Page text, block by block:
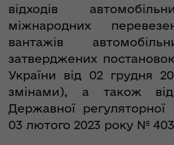
відходів
міжнародних
вантажів
затверджених
України від 02 грудня
змінами), а також
Державної
03 лютого 2023 року №